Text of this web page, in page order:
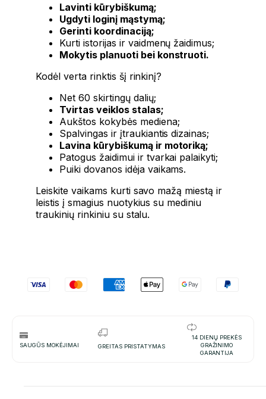
Lavinti kūrybiškumą;
Ugdyti loginį mąstymą;
Gerinti koordinaciją;
Kurti istorijas ir vaidmenų žaidimus;
Mokytis planuoti bei konstruoti.
Kodėl verta rinktis šį rinkinį?
Net 60 skirtingų dalių;
Tvirtas veiklos stalas;
Aukštos kokybės mediena;
Spalvingas ir įtraukiantis dizainas;
Lavina kūrybiškumą ir motoriką;
Patogus žaidimui ir tvarkai palaikyti;
Puiki dovanos idėja vaikams.
Leiskite vaikams kurti savo mažą miestą ir
leistis į smagius nuotykius su mediniu
traukinių rinkiniu su stalu.
SAUGŪS MOKĖJIMAI GREITAS PRISTATYMAS
14 DIENŲ PREKĖS
GRAŽINIMO
GARANTIJA